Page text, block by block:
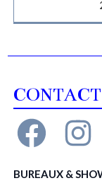
CONTACT
BUREAUX &